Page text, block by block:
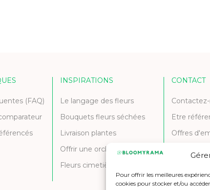
Pour offrir les meilleures
cookies pour stocker et/ou
(FAQ)
INSPIRATIONS
Le langage des fleurs
Bouquets fleurs séchées
Livraison plantes
Offrir une orchidée
Fleurs cimetière et deuil
CONTACT
Etre
Offres